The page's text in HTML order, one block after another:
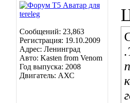
Сообщений: 23,863
Регистрация: 19.10.2009
Адрес: Ленинград
Авто: Kasten from Venom
Год выпуска: 2008
Двигатель: АХС